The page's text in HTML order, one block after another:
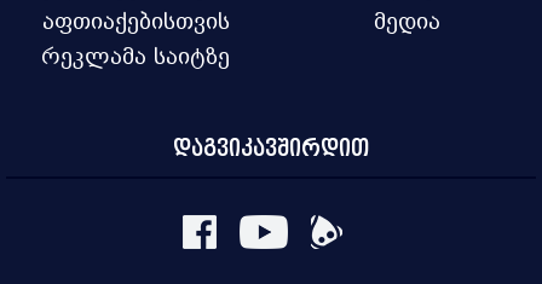
აფთიაქებისთვის
რეკლამა საიტზე
მედია
დაგვიკავშირდით